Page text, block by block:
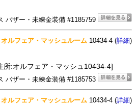
バザー・未練金装備 #1185759
オルフェア・マッシュルーム 10434-4 (詳細)
所:オルフェア・マッシュ10434-4]
バザー・未練金装備 #1185753
オルフェア・マッシュルーム 10434-4 (詳細)